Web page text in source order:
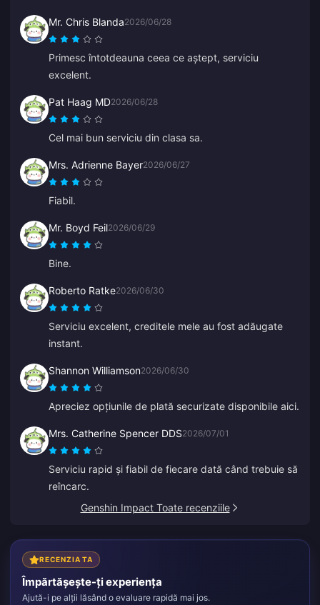
Mr. Chris Blanda2026/06/28
Primesc întotdeauna ceea ce aștept, serviciu
excelent.
Pat Haag MD2026/06/28
Cel mai bun serviciu din clasa sa.
Mrs. Adrienne Bayer2026/06/27
Fiabil.
Mr. Boyd Feil2026/06/29
Bine.
Roberto Ratke2026/06/30
Serviciu excelent, creditele mele au fost adăugate
instant.
Shannon Williamson2026/06/30
Apreciez opțiunile de plată securizate disponibile aici.
Mrs. Catherine Spencer DDS2026/07/01
Serviciu rapid și fiabil de fiecare dată când trebuie să
reîncarc.
Genshin Impact Toate recenziile
RECENZIA TA
Împărtășește-ți experiența
Ajută-i pe alții lăsând o evaluare rapidă mai jos.